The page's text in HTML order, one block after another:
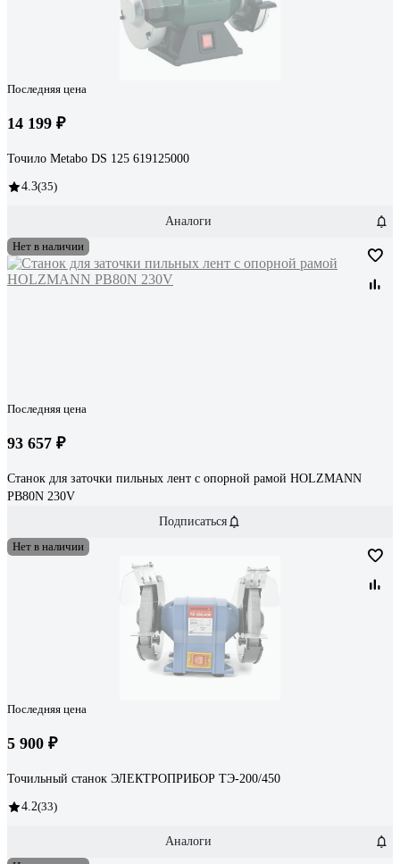
Последняя цена
14 199 ₽
Точило Metabo DS 125 619125000
4.3(35)
Аналоги
Нет в наличии
Последняя цена
93 657 ₽
Станок для заточки пильных лент с опорной рамой HOLZMANN
PB80N 230V
Подписаться
Нет в наличии
Последняя цена
5 900 ₽
Точильный станок ЭЛЕКТРОПРИБОР ТЭ-200/450
4.2(33)
Аналоги